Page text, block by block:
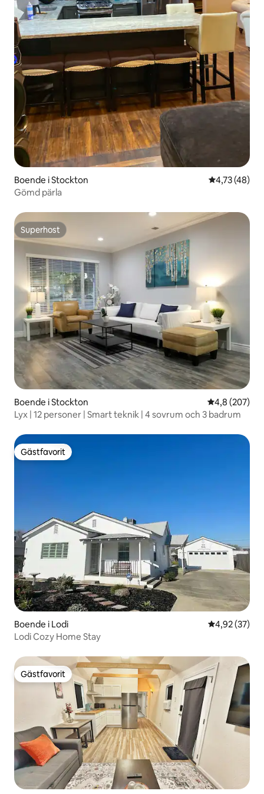
Boende i Stockton 4,73 av 5 i
4,73 (48)
Gömd pärla
Superhost
Superhost
Boende i Stockton 4,8 av 5 i
4,8 (207)
Lyx | 12 personer | Smart teknik | 4 sovrum och 3 badrum
Gästfavorit
Gästfavorit
Boende i Lodi 4,92 av 5 i
4,92 (37)
Lodi Cozy Home Stay
Gästfavorit
Gästfavorit